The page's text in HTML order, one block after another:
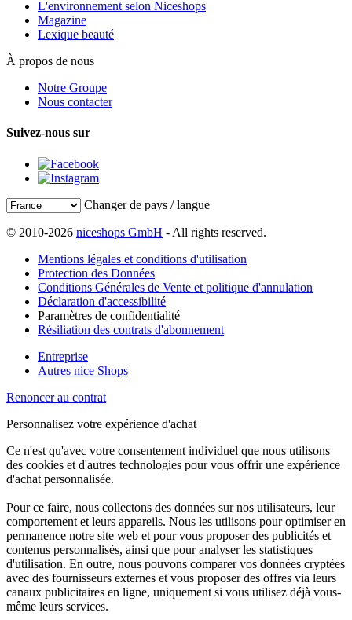
L'environnement selon Niceshops
Magazine
Lexique beauté
À propos de nous
Notre Groupe
Nous contacter
Suivez-nous sur
Changer de pays / langue
© 2010-2026 niceshops GmbH - All rights reserved.
Mentions légales et conditions d'utilisation
Protection des Données
Conditions Générales de Vente et politique d'annulation
Déclaration d'accessibilité
Paramètres de confidentialité
Résiliation des contrats d'abonnement
Entreprise
Autres nice Shops
Renoncer au contrat
Personnalisez votre expérience d'achat
Ce n'est qu'avec votre consentement individuel que nous utilisons
des cookies et d'autres technologies pour vous offrir une expérience
d'achat personnalisée.
Pour ce faire, nous collectons des données sur nos utilisateurs, leur
comportement et leurs appareils. Nous les utilisons pour optimiser en
permanence notre site web et pour vous proposer des publicités et
contenus personnalisés, ainsi que pour analyser les statistiques
d'utilisation. En outre, nous pouvons comparer vos données cryptées
avec des fournisseurs externes et vous proposer des offres via leurs
canaux publicitaires en ligne, uniquement si vous utilisez déjà vous-
même leurs services.